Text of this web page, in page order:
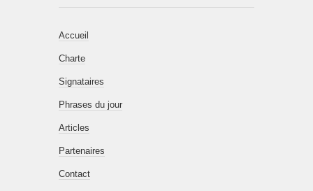
Accueil
Charte
Signataires
Phrases du jour
Articles
Partenaires
Contact